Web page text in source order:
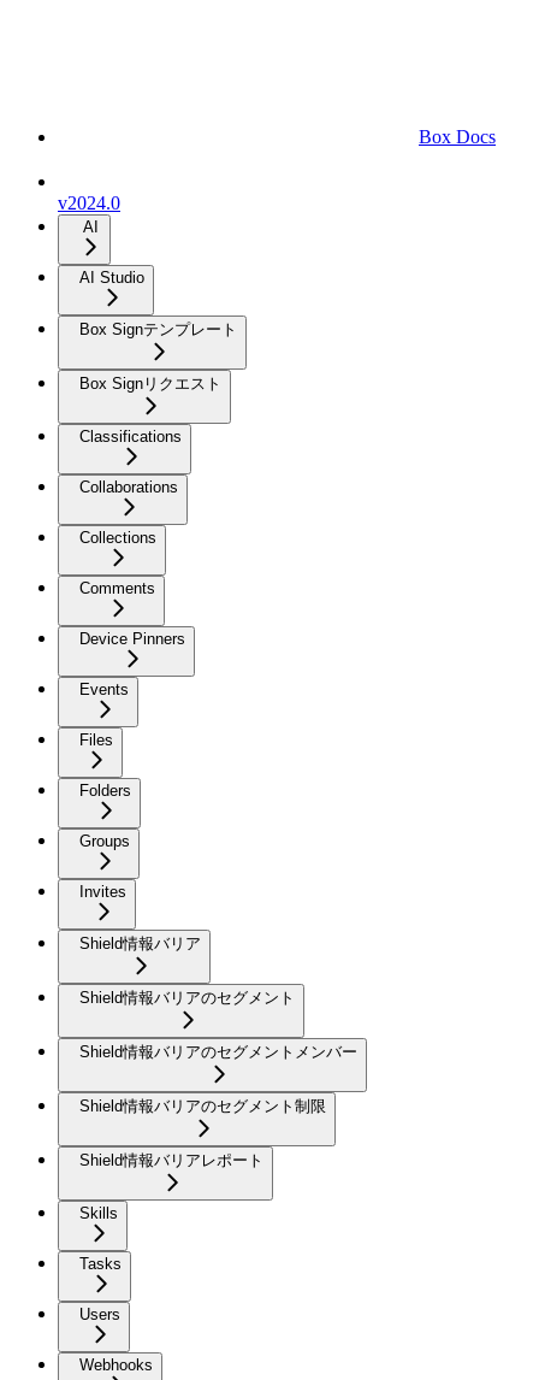
Box Docs
v2024.0
AI
AI Studio
Box Signテンプレート
Box Signリクエスト
Classifications
Collaborations
Collections
Comments
Device Pinners
Events
Files
Folders
Groups
Invites
Shield情報バリア
Shield情報バリアのセグメント
Shield情報バリアのセグメントメンバー
Shield情報バリアのセグメント制限
Shield情報バリアレポート
Skills
Tasks
Users
Webhooks